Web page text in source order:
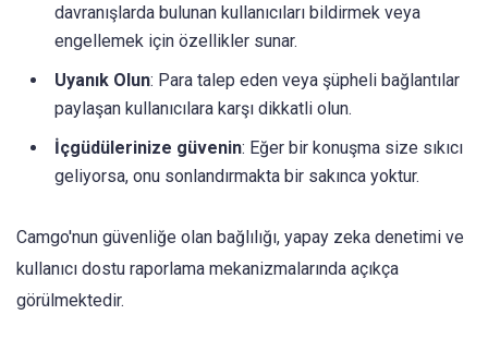
davranışlarda bulunan kullanıcıları bildirmek veya
engellemek için özellikler sunar.
Uyanık Olun: Para talep eden veya şüpheli bağlantılar
paylaşan kullanıcılara karşı dikkatli olun.
İçgüdülerinize güvenin: Eğer bir konuşma size sıkıcı
geliyorsa, onu sonlandırmakta bir sakınca yoktur.
Camgo'nun güvenliğe olan bağlılığı, yapay zeka denetimi ve
kullanıcı dostu raporlama mekanizmalarında açıkça
görülmektedir.